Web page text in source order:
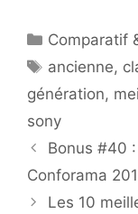
Catégories
Comparatif
Étiquettes
ancienne,
génération,
sony
Bonus #40
Conforama
Les 10